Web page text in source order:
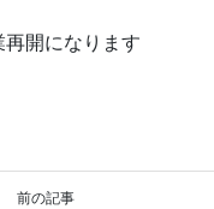
開になります
前の記事